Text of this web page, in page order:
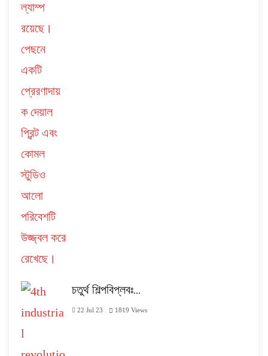
চতুর্থ শিল্পবিপ্লবঃ…
22 Jul 23 1819 Views